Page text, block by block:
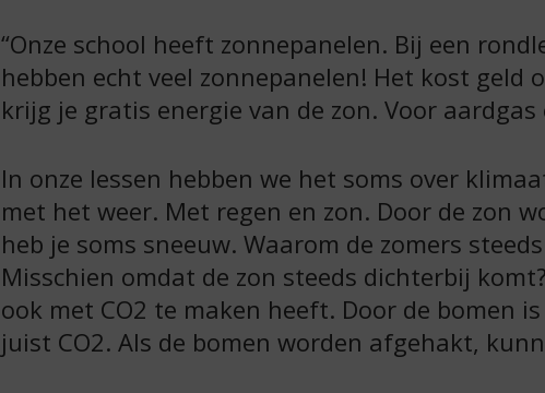
“Onze school heeft zonnepanelen. Bij een
hebben echt veel zonnepanelen! Het kost geld
krijg je gratis energie van de zon. Voor
In onze lessen hebben we het soms over
met het weer. Met regen en zon. Door de zon
heb je soms sneeuw. Waarom de zomers
Misschien omdat de zon steeds dichterbij
ook met CO2 te maken heeft. Door de bomen
juist CO2. Als de bomen worden afgehakt,